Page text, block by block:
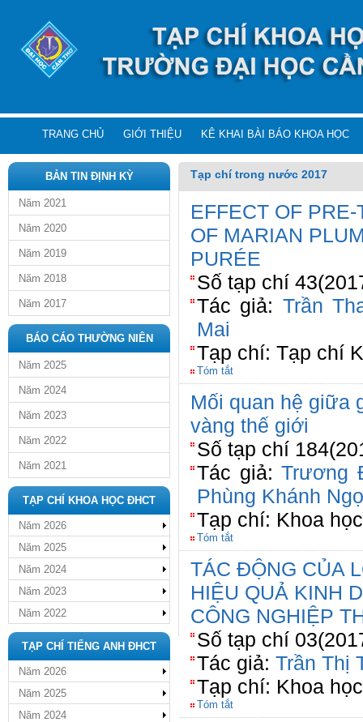
TRANG CHỦ GIỚI THIỆU KÊ KHAI BÀI BÁO KHOA HỌC
BẢN TIN ĐỊNH KỲ
Năm 2021
Năm 2020
Năm 2019
Năm 2018
Năm 2017
BÁO CÁO THƯỜNG NIÊN
Năm 2025
Năm 2024
Năm 2023
Năm 2022
Năm 2021
TẠP CHÍ KHOA HỌC ĐHCT
Năm 2026
Năm 2025
Năm 2024
Năm 2023
Năm 2022
TẠP CHÍ TIẾNG ANH ĐHCT
Năm 2026
Năm 2025
Năm 2024
Tạp chí trong nước 2017
EFFECT OF
OF MARIAN
PURÉE
Số tạp chí
Tác giả: Trần
Mai
Tạp chí: Tạp chí
Tóm tắt
Mối quan hệ giữa
vàng thế giới
Số tạp chí
Tác giả:Trương
Phùng Khánh
Tạp chí: Khoa
Tóm tắt
TÁC ĐỘNG CỦA
HIỆU QUẢ KINH
CÔNG NGHIỆP
Số tạp chí
Tác giả: Trần Thị
Tạp chí: Khoa
Tóm tắt